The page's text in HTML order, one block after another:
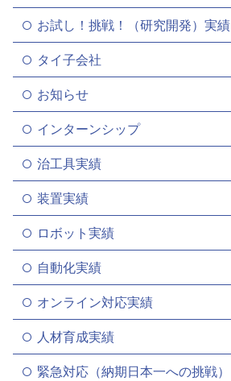
お試し！挑戦！（研究開発）実績
タイ子会社
お知らせ
インターンシップ
治工具実績
装置実績
ロボット実績
自動化実績
オンライン対応実績
人材育成実績
緊急対応（納期日本一への挑戦）